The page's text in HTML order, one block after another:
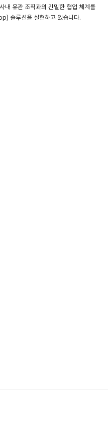
내 유관 조직과의 긴밀한 협업 체계를
솔루션을 실현하고 있습니다.